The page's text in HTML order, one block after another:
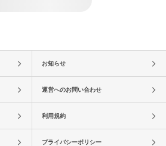
お知らせ
運営へのお問い合わせ
利用規約
プライバシーポリシー